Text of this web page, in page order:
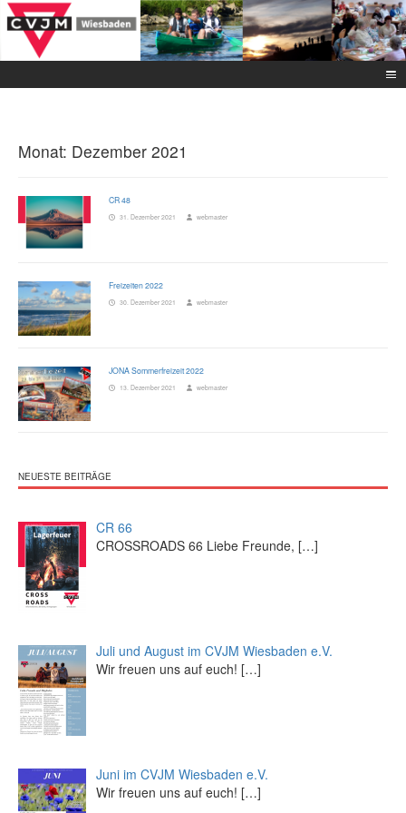
Monat: Dezember 2021
CR 48
31. Dezember 2021 webmaster
Freizeiten 2022
30. Dezember 2021 webmaster
JONA Sommerfreizeit 2022
13. Dezember 2021 webmaster
NEUESTE BEITRÄGE
CR 66
CROSSROADS 66 Liebe Freunde, […]
Juli und August im CVJM Wiesbaden e.V.
Wir freuen uns auf euch! […]
Juni im CVJM Wiesbaden e.V.
Wir freuen uns auf euch! […]